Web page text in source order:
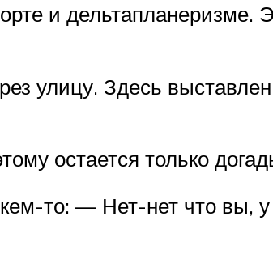
и дельтапланеризме.
улицу. Здесь
остается только
то: — Нет-нет что вы,